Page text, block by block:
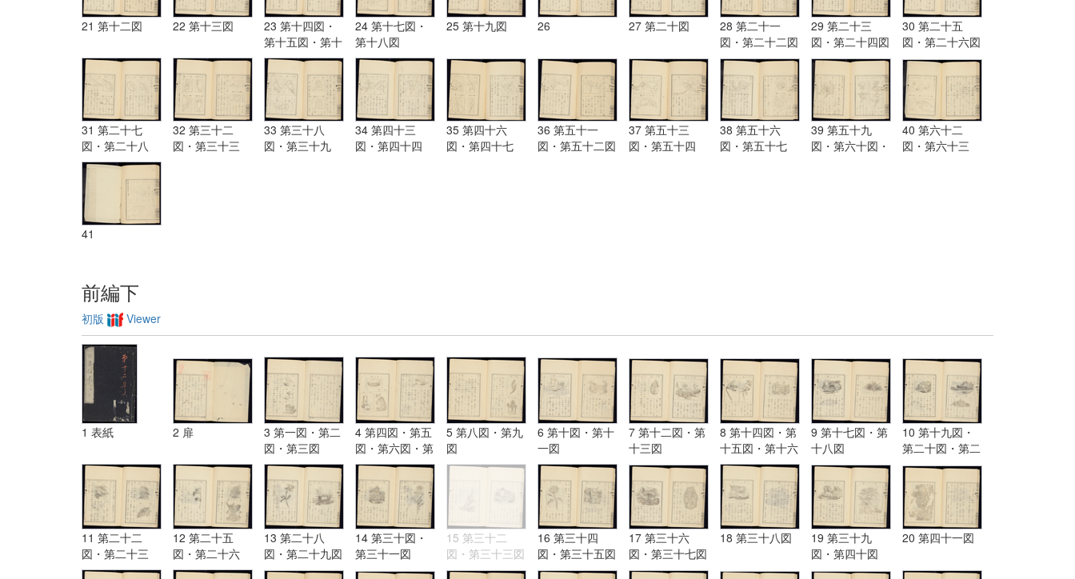
21 第十二図 22 第十三図
23 第十四図・
第十五図・第十
六図
24 第十七図・
第十八図
25 第十九図 26 27 第二十図
28 第二十一
図・第二十二図
29 第二十三
図・第二十四図
30 第二十五
図・第二十六図
31 第二十七
図・第二十八
図・第二十九
図・第三十図・
第三十一図
32 第三十二
図・第三十三
33 第三十八
図・第三十九
34 第四十三
図・第四十四
35 第四十六
図・第四十七
36 第五十一
図・第五十二図
37 第五十三
図・第五十四
38 第五十六
図・第五十七
39 第五十九
図・第六十図・
40 第六十二
図・第六十三
41
前編下
初版 Viewer
1 表紙 2 扉
3 第一図・第二
図・第三図
4 第四図・第五
図・第六図・第
七図
5 第八図・第九
図
6 第十図・第十
一図
7 第十二図・第
十三図
8 第十四図・第
十五図・第十六
図
9 第十七図・第
十八図
10 第十九図・
第二十図・第二
十一図
11 第二十二
図・第二十三
図・第二十四図
12 第二十五
図・第二十六
図・第二十七図
13 第二十八
図・第二十九図
14 第三十図・
第三十一図
15 第三十二
図・第三十三図
16 第三十四
図・第三十五図
17 第三十六
図・第三十七図
18 第三十八図
19 第三十九
図・第四十図
20 第四十一図